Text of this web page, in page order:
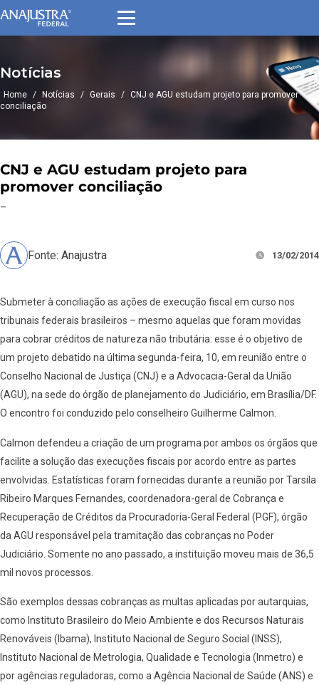
Notícias
Home / Notícias / Gerais / CNJ e AGU estudam projeto para promover
conciliação
CNJ e AGU estudam projeto para
promover conciliação
–
Fonte: Anajustra 13/02/2014
Submeter à conciliação as ações de execução fiscal em curso nos
tribunais federais brasileiros – mesmo aquelas que foram movidas
para cobrar créditos de natureza não tributária: esse é o objetivo de
um projeto debatido na última segunda-feira, 10, em reunião entre o
Conselho Nacional de Justiça (CNJ) e a Advocacia-Geral da União
(AGU), na sede do órgão de planejamento do Judiciário, em Brasília/DF.
O encontro foi conduzido pelo conselheiro Guilherme Calmon.
Calmon defendeu a criação de um programa por ambos os órgãos que
facilite a solução das execuções fiscais por acordo entre as partes
envolvidas. Estatísticas foram fornecidas durante a reunião por Tarsila
Ribeiro Marques Fernandes, coordenadora-geral de Cobrança e
Recuperação de Créditos da Procuradoria-Geral Federal (PGF), órgão
da AGU responsável pela tramitação das cobranças no Poder
Judiciário. Somente no ano passado, a instituição moveu mais de 36,5
mil novos processos.
São exemplos dessas cobranças as multas aplicadas por autarquias,
como Instituto Brasileiro do Meio Ambiente e dos Recursos Naturais
Renováveis (Ibama), Instituto Nacional de Seguro Social (INSS),
Instituto Nacional de Metrologia, Qualidade e Tecnologia (Inmetro) e
por agências reguladoras, como a Agência Nacional de Saúde (ANS) e